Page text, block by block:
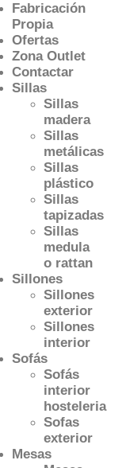
Fabricación
Propia
Ofertas
Zona Outlet
Contactar
Sillas
Sillas
madera
Sillas
metálicas
Sillas
plástico
Sillas
tapizadas
Sillas
medula
o rattan
Sillones
Sillones
exterior
Sillones
interior
Sofás
Sofás
interior
hosteleria
Sofas
exterior
Mesas